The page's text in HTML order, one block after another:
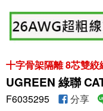
十字骨架隔離 8芯雙絞
UGREEN 綠聯
F6035295 分享